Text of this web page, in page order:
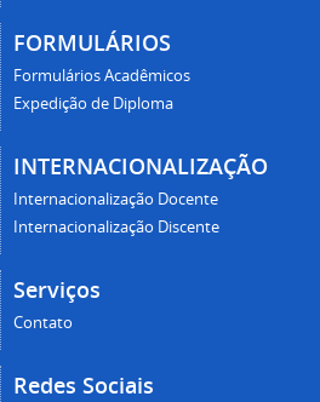
FORMULÁRIOS
Formulários Acadêmicos
Expedição de Diploma
INTERNACIONALIZAÇÃO
Internacionalização Docente
Internacionalização Discente
Serviços
Contato
Redes Sociais